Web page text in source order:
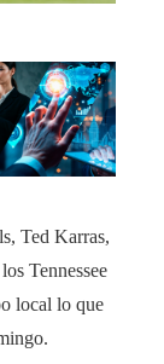
Ted Karras,
Tennessee
local lo que